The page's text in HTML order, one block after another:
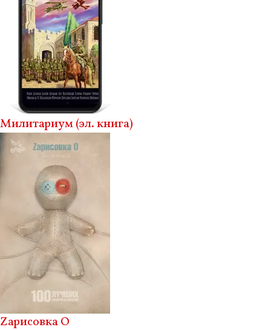
Милитариум (эл. книга)
Zарисовка О